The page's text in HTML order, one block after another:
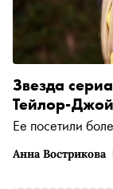
Анна Вострикова
Звезда
Тейлор-
Ее посетили